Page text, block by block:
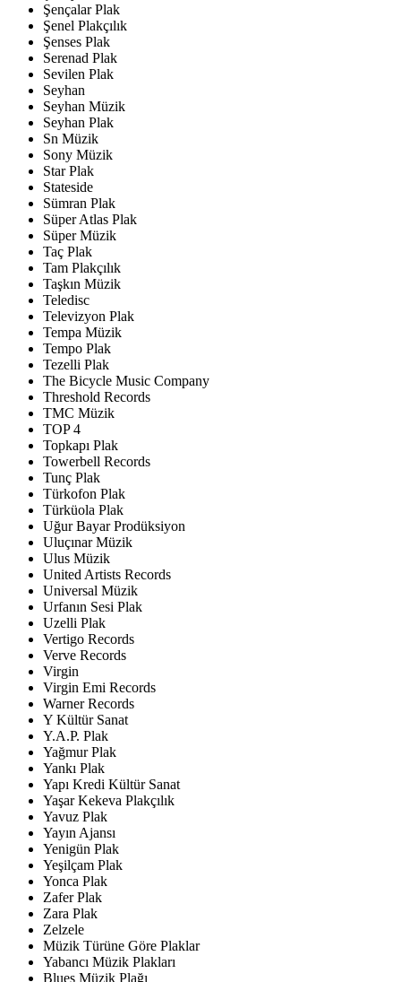
Şençalar Plak
Şenel Plakçılık
Şenses Plak
Serenad Plak
Sevilen Plak
Seyhan
Seyhan Müzik
Seyhan Plak
Sn Müzik
Sony Müzik
Star Plak
Stateside
Sümran Plak
Süper Atlas Plak
Süper Müzik
Taç Plak
Tam Plakçılık
Taşkın Müzik
Teledisc
Televizyon Plak
Tempa Müzik
Tempo Plak
Tezelli Plak
The Bicycle Music Company
Threshold Records
TMC Müzik
TOP 4
Topkapı Plak
Towerbell Records
Tunç Plak
Türkofon Plak
Türküola Plak
Uğur Bayar Prodüksiyon
Uluçınar Müzik
Ulus Müzik
United Artists Records
Universal Müzik
Urfanın Sesi Plak
Uzelli Plak
Vertigo Records
Verve Records
Virgin
Virgin Emi Records
Warner Records
Y Kültür Sanat
Y.A.P. Plak
Yağmur Plak
Yankı Plak
Yapı Kredi Kültür Sanat
Yaşar Kekeva Plakçılık
Yavuz Plak
Yayın Ajansı
Yenigün Plak
Yeşilçam Plak
Yonca Plak
Zafer Plak
Zara Plak
Zelzele
Müzik Türüne Göre Plaklar
Yabancı Müzik Plakları
Blues Müzik Plağı